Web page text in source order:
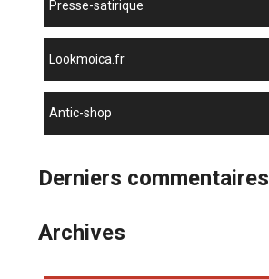
presse-satirique
lookmoica.fr
antic-shop
Derniers commentaires
Archives